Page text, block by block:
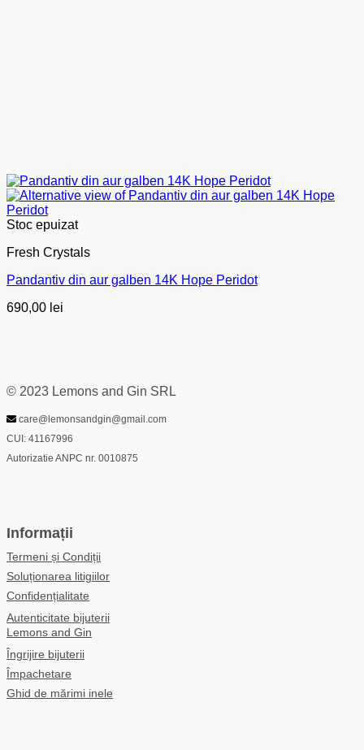
Stoc epuizat
Fresh Crystals
Pandantiv din aur galben 14K Hope Peridot
690,00 lei
© 2023 Lemons and Gin SRL
care@lemonsandgin@gmail.com
CUI: 41167996
Autorizatie ANPC nr. 0010875
Informații
Termeni și Condiții
Soluționarea litigiilor
Confidențialitate
Autenticitate bijuterii
Lemons and Gin
Îngrijire bijuterii
Împachetare
Ghid de mărimi inele